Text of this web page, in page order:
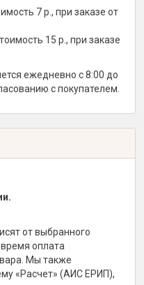
7 р., при заказе от
15 р., при заказе
ежедневно с 8:00 до
с покупателем.
от выбранного
оплата
Мы также
«Расчет» (АИС ЕРИП),